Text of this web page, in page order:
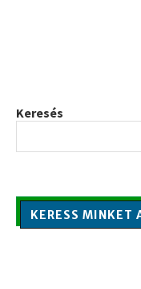
Keresés
KERESS MINKET